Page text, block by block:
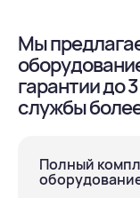
Мы
гарантии до
службы
Полный